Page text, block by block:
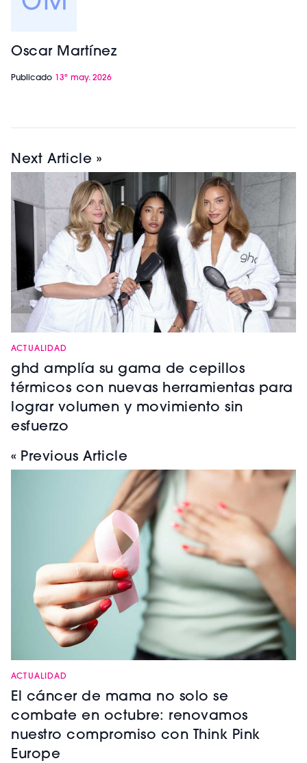
Oscar Martínez
Publicado 13º may. 2026
Next Article »
ACTUALIDAD
ghd amplía su gama de cepillos
térmicos con nuevas herramientas para
lograr volumen y movimiento sin
esfuerzo
« Previous Article
ACTUALIDAD
El cáncer de mama no solo se
combate en octubre: renovamos
nuestro compromiso con Think Pink
Europe